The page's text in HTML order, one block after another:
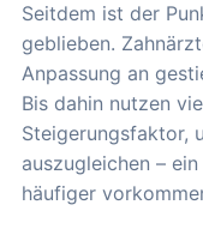
Seitdem ist der
geblieben.
Anpassung an
Bis dahin nutzen
Steigerungsfaktor,
auszugleichen –
häufiger